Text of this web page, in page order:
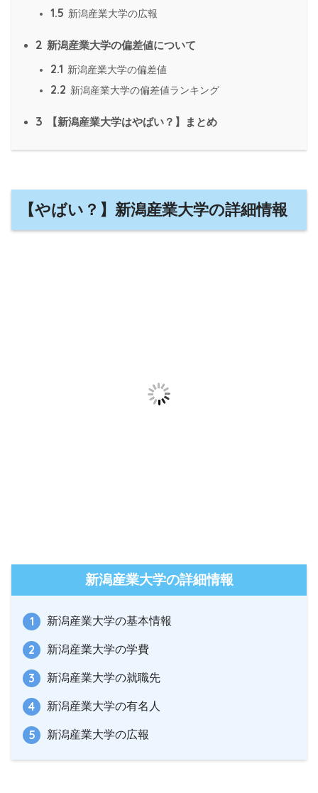
1.5 新潟産業大学の広報
2 新潟産業大学の偏差値について
2.1 新潟産業大学の偏差値
2.2 新潟産業大学の偏差値ランキング
3 【新潟産業大学はやばい？】まとめ
【やばい？】新潟産業大学の詳細情報
新潟産業大学の詳細情報
新潟産業大学の基本情報
新潟産業大学の学費
新潟産業大学の就職先
新潟産業大学の有名人
新潟産業大学の広報